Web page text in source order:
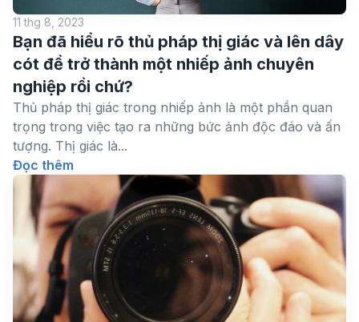
11 thg 8, 2023
Bạn đã hiểu rõ thủ pháp thị giác và lên dây
cót để trở thành một nhiếp ảnh chuyên
nghiệp rồi chứ?
Thủ pháp thị giác trong nhiếp ảnh là một phần quan
trọng trong việc tạo ra những bức ảnh độc đáo và ấn
tượng. Thị giác là...
Đọc thêm